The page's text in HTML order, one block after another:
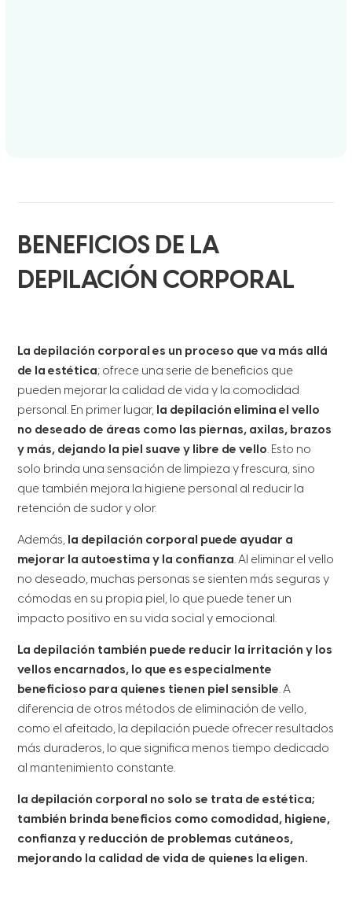
BENEFICIOS DE LA
DEPILACIÓN CORPORAL
La depilación corporal es un proceso que va más allá
de la estética; ofrece una serie de beneficios que
pueden mejorar la calidad de vida y la comodidad
personal. En primer lugar, la depilación elimina el vello
no deseado de áreas como las piernas, axilas, brazos
y más, dejando la piel suave y libre de vello. Esto no
solo brinda una sensación de limpieza y frescura, sino
que también mejora la higiene personal al reducir la
retención de sudor y olor.
Además, la depilación corporal puede ayudar a
mejorar la autoestima y la confianza. Al eliminar el vello
no deseado, muchas personas se sienten más seguras y
cómodas en su propia piel, lo que puede tener un
impacto positivo en su vida social y emocional.
La depilación también puede reducir la irritación y los
vellos encarnados, lo que es especialmente
beneficioso para quienes tienen piel sensible. A
diferencia de otros métodos de eliminación de vello,
como el afeitado, la depilación puede ofrecer resultados
más duraderos, lo que significa menos tiempo dedicado
al mantenimiento constante.
la depilación corporal no solo se trata de estética;
también brinda beneficios como comodidad, higiene,
confianza y reducción de problemas cutáneos,
mejorando la calidad de vida de quienes la eligen.